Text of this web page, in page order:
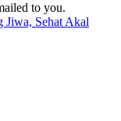
to you.
Sehat Akal